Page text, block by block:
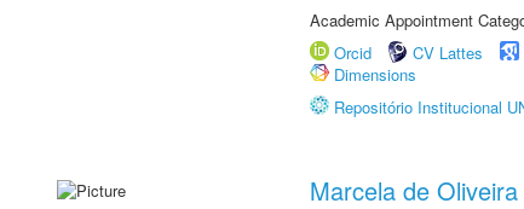
Academic Appointment
Orcid
CV Lattes
Dimensions
Repositório Institucional
Marcela de Oliveira